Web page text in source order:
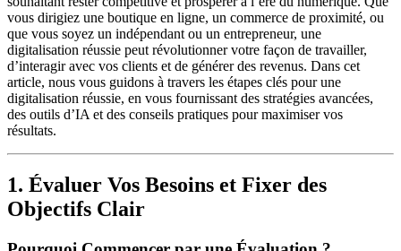
vous dirigiez une boutique en ligne, un commerce de proximité, ou
que vous soyez un indépendant ou un entrepreneur, une
digitalisation réussie peut révolutionner votre façon de travailler,
d’interagir avec vos clients et de générer des revenus. Dans cet
article, nous vous guidons à travers les étapes clés pour une
digitalisation réussie, en vous fournissant des stratégies avancées,
des outils d’IA et des conseils pratiques pour maximiser vos
résultats.
1. Évaluer Vos Besoins et Fixer des
Objectifs Clair